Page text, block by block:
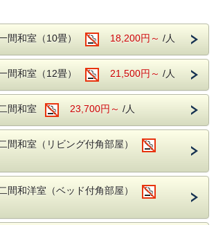
：季節の食前酒
け：胡麻豆腐 ランプフィッシュ
と蓴菜の梅肉土佐酢和え
寿司 合鴨ロース 伊達板
旨煮 枝豆 手長海老
れん草とスモークサーモンの磯辺焼き
り：鱧鍋
：季節の鮮魚三種盛
：鱸の梅焼き
：鱧の天婦羅
：鱧の湯引き
：季節の釜飯
：赤出汁
で納税額の30％が割引となる兵庫県ふるさと納税がご
いただけます。
ラン予約だけでは、兵庫県ふるさと納税返礼クーポンは
払方法は必ず【現地決済】をお選びください。
ふるさと納税 呑海楼のページに移動し、寄附
き＆決済（クレジットカード決済）後、電子クーポンが
ふるさと納税 呑海楼のページはこちら
ェックイン当日にフロントにSTAYNAVIで発行クーポン
刷もしくはスマホ画面）を提示することにより割引が適
なります。
間和室（10畳） 18,200円～ /人
間和室（12畳） 21,500円～ /人
間和室 23,700円～ /人
間和室（リビング付角部屋）
間和洋室（ベッド付角部屋）